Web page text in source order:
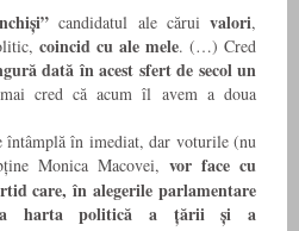
candidatul ale cărui valori,
coincid cu ale mele. (…) Cred
dată în acest sfert de secol un
cred că acum îl avem a doua
întâmplă în imediat, dar voturile (nu
Monica Macovei, vor face cu
care, în alegerile parlamentare
harta politică a țării și a